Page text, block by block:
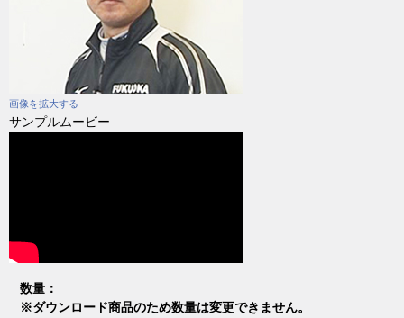
画像を拡大する
サンプルムービー
数量：
※ダウンロード商品のため数量は変更できません。